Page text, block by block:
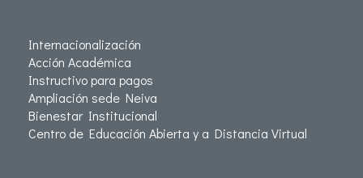
Internacionalización
Acción Académica
Instructivo para pagos
Ampliación sede Neiva
Bienestar Institucional
Centro de Educación Abierta y a Distancia Virtual